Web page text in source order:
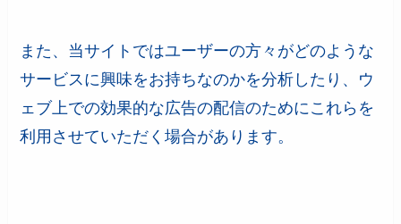
また、当サイトではユーザーの方々がどのような
サービスに興味をお持ちなのかを分析したり、ウ
ェブ上での効果的な広告の配信のためにこれらを
利用させていただく場合があります。